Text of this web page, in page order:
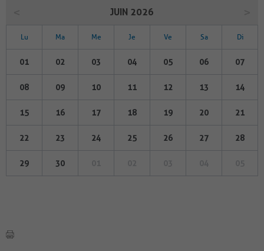
JUIN 2026
Lu Ma Me Je Ve Sa Di
01 02 03 04 05 06 07
08 09 10 11 12 13 14
15 16 17 18 19 20 21
22 23 24 25 26 27 28
29 30